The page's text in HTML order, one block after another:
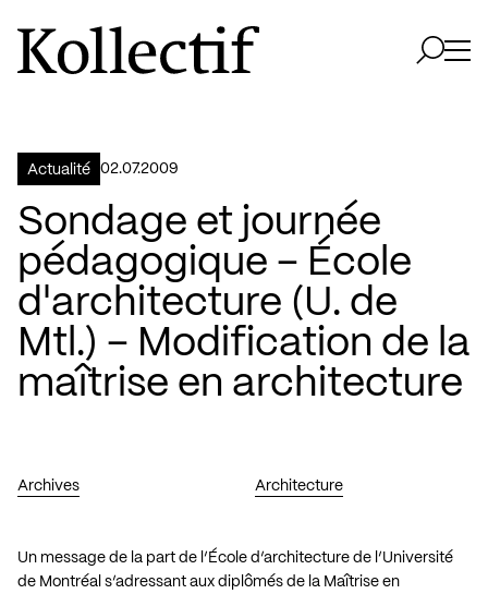
Aller à la page d'accueil
Logo Kollectif
Actualité 02.07.2009
Sondage et journée
pédagogique – École
d'architecture (U. de
Mtl.) – Modification de la
maîtrise en architecture
Archives Architecture
Un message de la part de l’École d’architecture de l’Université
de Montréal s’adressant aux diplômés de la Maîtrise en